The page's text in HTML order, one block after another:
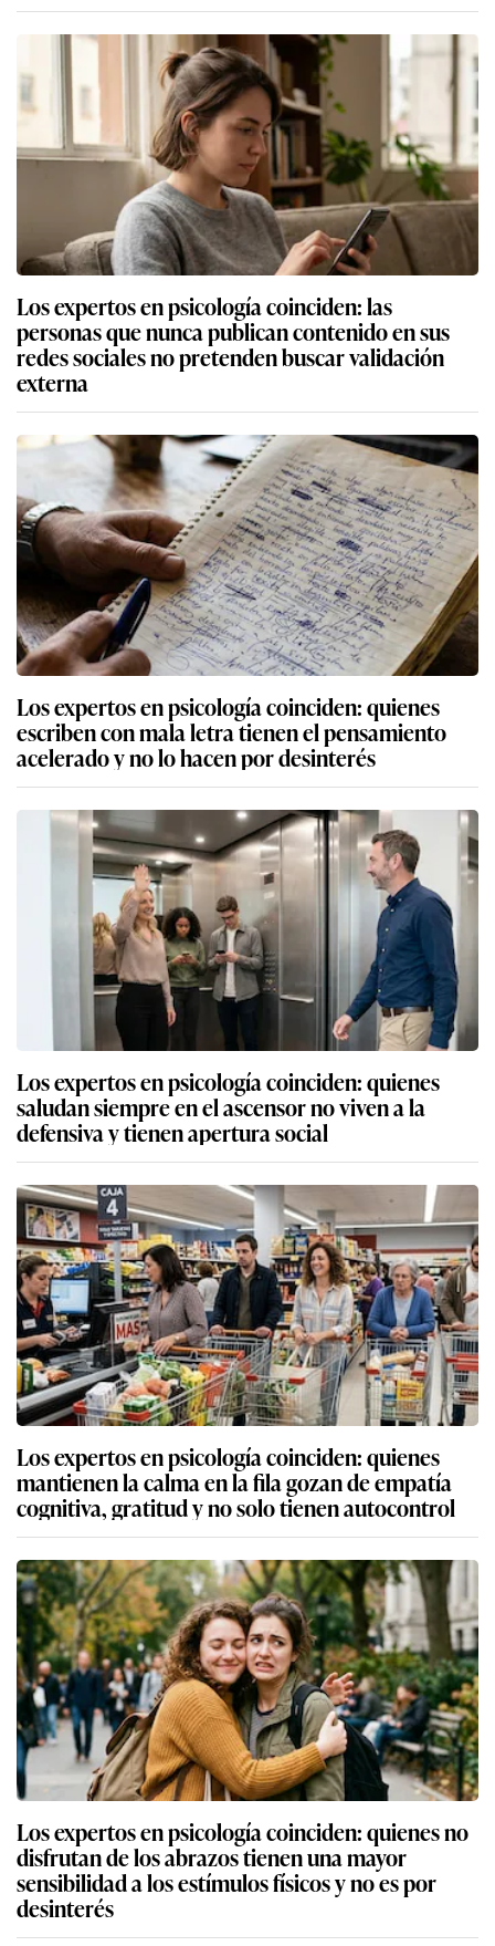
Los expertos en psicología coinciden: las
personas que nunca publican contenido en sus
redes sociales no pretenden buscar validación
externa
Los expertos en psicología coinciden: quienes
escriben con mala letra tienen el pensamiento
acelerado y no lo hacen por desinterés
Los expertos en psicología coinciden: quienes
saludan siempre en el ascensor no viven a la
defensiva y tienen apertura social
Los expertos en psicología coinciden: quienes
mantienen la calma en la fila gozan de empatía
cognitiva, gratitud y no solo tienen autocontrol
Los expertos en psicología coinciden: quienes no
disfrutan de los abrazos tienen una mayor
sensibilidad a los estímulos físicos y no es por
desinterés